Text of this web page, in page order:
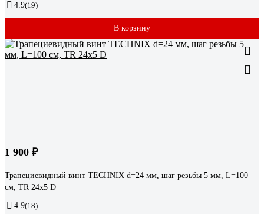
4.9(19)
В корзину
1 900 ₽
Трапециевидный винт TECHNIX d=24 мм, шаг резьбы 5 мм, L=100
см, TR 24х5 D
4.9(18)